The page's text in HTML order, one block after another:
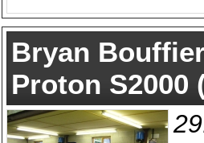
Bryan
Proton S2000